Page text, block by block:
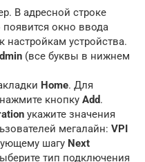
В адресной строке
появится окно ввода
настройкам устройства.
(все буквы в нижнем
Home. Для
кнопку Add.
укажите значения
мегалайн: VPI
шагу Next
тип подключения